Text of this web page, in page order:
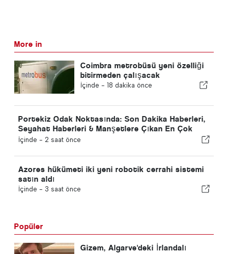
More in
Coimbra metrobüsü yeni özelliği
bitirmeden çalışacak
İçinde - 18 dakika önce
Portekiz Odak Noktasında: Son Dakika Haberleri,
Seyahat Haberleri & Manşetlere Çıkan En Çok
Olan Hikayeler
İçinde - 2 saat önce
Azores hükümeti iki yeni robotik cerrahi sistemi
satın aldı
İçinde - 3 saat önce
Popüler
Gizem, Algarve'deki İrlandalı